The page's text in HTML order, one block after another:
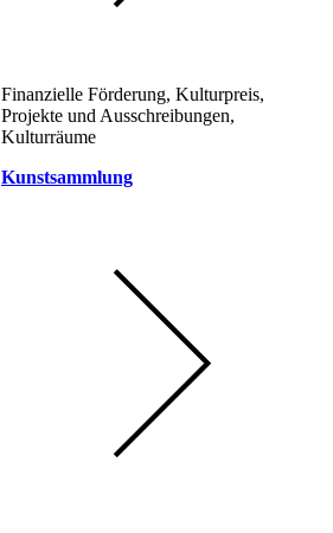
Finanzielle Förderung, Kulturpreis,
Projekte und Ausschreibungen,
Kulturräume
Kunstsammlung